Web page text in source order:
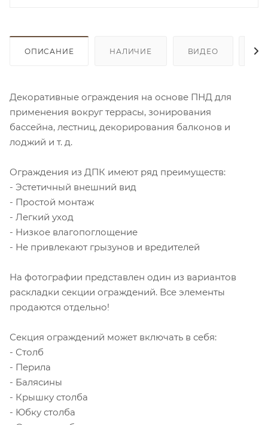
ОПИСАНИЕ НАЛИЧИЕ ВИДЕО
Декоративные ограждения на основе ПНД для
применения вокруг террасы, зонирования
бассейна, лестниц, декорирования балконов и
лоджий и т. д.
Ограждения из ДПК имеют ряд преимуществ:
- Эстетичный внешний вид
- Простой монтаж
- Легкий уход
- Низкое влагопоглощение
- Не привлекают грызунов и вредителей
На фотографии представлен один из вариантов
раскладки секции ограждений. Все элементы
продаются отдельно!
Секция ограждений может включать в себя:
- Столб
- Перила
- Балясины
- Крышку столба
- Юбку столба